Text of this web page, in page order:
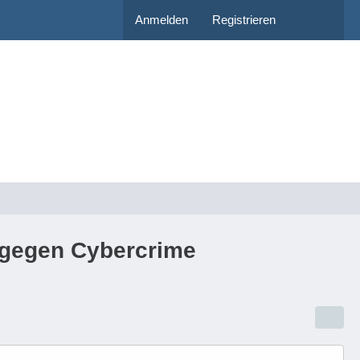
Anmelden Registrieren
Cybercrime